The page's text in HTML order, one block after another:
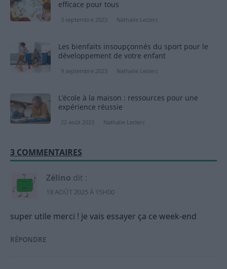
efficace pour tous
3 septembre 2023 Nathalie Leclerc
Les bienfaits insoupçonnés du sport pour le
développement de votre enfant
9 septembre 2023 Nathalie Leclerc
L’école à la maison : ressources pour une
expérience réussie
22 août 2023 Nathalie Leclerc
3 COMMENTAIRES
Zélino dit :
18 AOÛT 2025 À 15H00
super utile merci ! je vais essayer ça ce week-end
RÉPONDRE